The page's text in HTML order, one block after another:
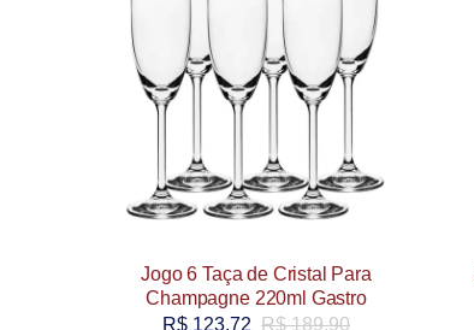
Jogo 6 Taça de Cristal Para
Champagne 220ml Gastro
R$189,90
R$ 123,72